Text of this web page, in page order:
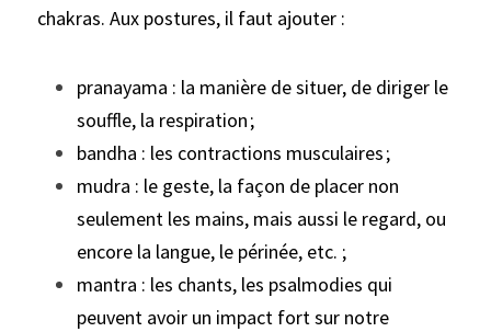
chakras. Aux postures, il faut ajouter :
pranayama : la manière de situer, de diriger le
souffle, la respiration ;
bandha : les contractions musculaires ;
mudra : le geste, la façon de placer non
seulement les mains, mais aussi le regard, ou
encore la langue, le périnée, etc. ;
mantra : les chants, les psalmodies qui
peuvent avoir un impact fort sur notre